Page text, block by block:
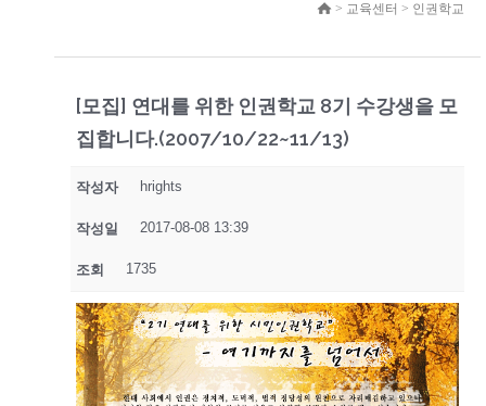
> 교육센터 > 인권학교
[모집] 연대를 위한 인권학교 8기 수강생을 모
집합니다.(2007/10/22~11/13)
작성자 hrights
작성일 2017-08-08 13:39
조회 1735